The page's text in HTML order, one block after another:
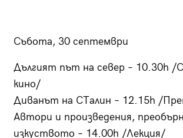
Събота, 30 септември
Дългият път на север – 10.30h /
кино/
Диванът на СТалин – 12.15h /
Автори и произведения,
изкуството – 14.00h /Лекция/